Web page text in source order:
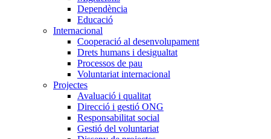
Dependència
Educació
Internacional
Cooperació al desenvolupament
Drets humans i desigualtat
Processos de pau
Voluntariat internacional
Projectes
Avaluació i qualitat
Direcció i gestió ONG
Responsabilitat social
Gestió del voluntariat